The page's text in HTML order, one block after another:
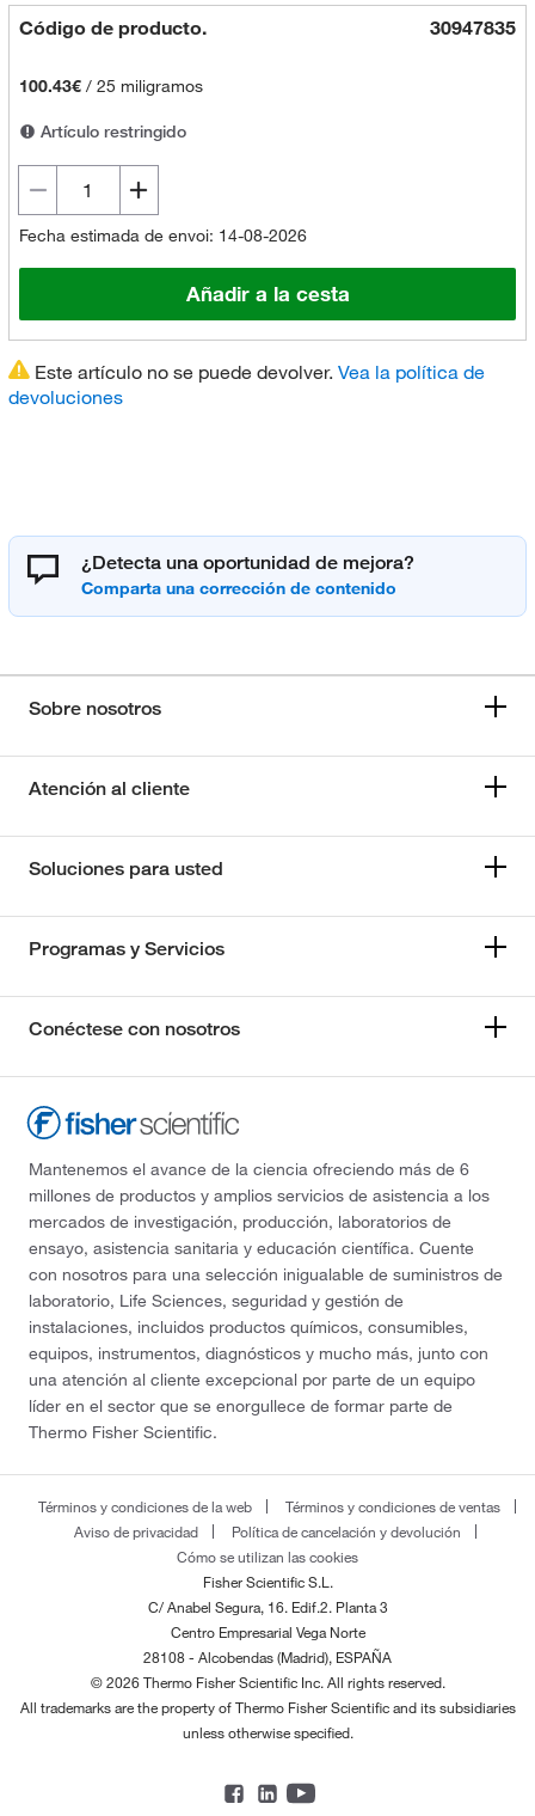
Código de producto. 30947835
100.43€/ 25 miligramos
Artículo restringido
Fecha estimada de envoi: 14-08-2026
Añadir a la cesta
Este artículo no se puede devolver. Vea la política de
devoluciones
¿Detecta una oportunidad de mejora?
Sobre nosotros
Atención al cliente
Soluciones para usted
Programas y Servicios
Conéctese con nosotros
Mantenemos el avance de la ciencia ofreciendo más de 6
millones de productos y amplios servicios de asistencia a los
mercados de investigación, producción, laboratorios de
ensayo, asistencia sanitaria y educación científica. Cuente
con nosotros para una selección inigualable de suministros de
laboratorio, Life Sciences, seguridad y gestión de
instalaciones, incluidos productos químicos, consumibles,
equipos, instrumentos, diagnósticos y mucho más, junto con
una atención al cliente excepcional por parte de un equipo
líder en el sector que se enorgullece de formar parte de
Thermo Fisher Scientific.
Términos y condiciones de la web
Términos y condiciones de ventas
Aviso de privacidad
Política de cancelación y devolución
Cómo se utilizan las cookies
Fisher Scientific S.L.
C/ Anabel Segura, 16. Edif.2. Planta 3
Centro Empresarial Vega Norte
28108 - Alcobendas (Madrid), ESPAÑA
© 2026 Thermo Fisher Scientific Inc. All rights reserved.
All trademarks are the property of Thermo Fisher Scientific and its subsidiaries
unless otherwise specified.